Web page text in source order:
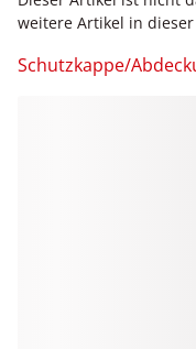
weitere Artikel in
Schutzkappe/